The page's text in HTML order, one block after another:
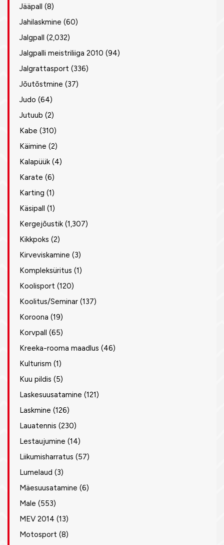
Jääpall (8)
Jahilaskmine (60)
Jalgpall (2,032)
Jalgpalli meistriliiga 2010 (94)
Jalgrattasport (336)
Jõutõstmine (37)
Judo (64)
Jutuub (2)
Kabe (310)
Käimine (2)
Kalapüük (4)
Karate (6)
Karting (1)
Käsipall (1)
Kergejõustik (1,307)
Kikkpoks (2)
Kirveviskamine (3)
Kompleksüritus (1)
Koolisport (120)
Koolitus/Seminar (137)
Koroona (19)
Korvpall (65)
Kreeka-rooma maadlus (46)
Kulturism (1)
Kuu pildis (5)
Laskesuusatamine (121)
Laskmine (126)
Lauatennis (230)
Lestaujumine (14)
Liikumisharratus (57)
Lumelaud (3)
Mäesuusatamine (6)
Male (553)
MEV 2014 (13)
Motosport (8)